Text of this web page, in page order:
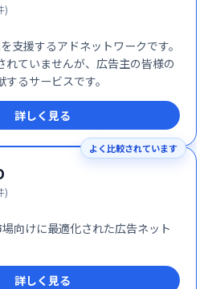
)
支援するアドネットワークです。
れていませんが、広告主の皆様の
るサービスです。
詳しく見る
よく比較されています
)
向けに最適化された広告ネット
詳しく見る